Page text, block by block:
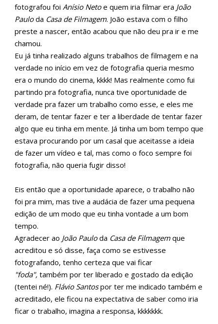
fotografou foi Anísio Netoe quem iria filmar era João
Pauloda Casa de Filmagem. João estava com o filho
preste a nascer, então acabou que não deu pra ir e me
chamou.
Eu já tinha realizado alguns trabalhos de filmagem e na
verdade no início em vez de fotografia queria mesmo
era o mundo do cinema, kkkk! Mas realmente como fui
partindo pra fotografia, nunca tive oportunidade de
verdade pra fazer um trabalho como esse, e eles me
deram, de tentar fazer e ter a liberdade de tentar fazer
algo que eu tinha em mente. Já tinha um bom tempo que
estava procurando por um casal que aceitasse a ideia
de fazer um vídeo e tal, mas como o foco sempre foi
fotografia, não queria fugir disso!
Eis então que a oportunidade aparece, o trabalho não
foi pra mim, mas tive a audácia de fazer uma pequena
edição de um modo que eu tinha vontade a um bom
tempo.
Agradecer ao João Pauloda Casa de Filmagemque
acreditou e só disse, faça como se estivesse
fotografando, tenho certeza que vai ficar
"foda", também por ter liberado e gostado da edição
(tentei né!). Flávio Santospor ter me indicado também e
acreditado, ele ficou na expectativa de saber como iria
ficar o trabalho, imagina a responsa, kkkkkkk.